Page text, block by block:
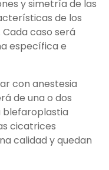
y simetría de las
de los
caso será
específica e
con anestesia
de una o dos
blefaroplastia
cicatrices
calidad y quedan